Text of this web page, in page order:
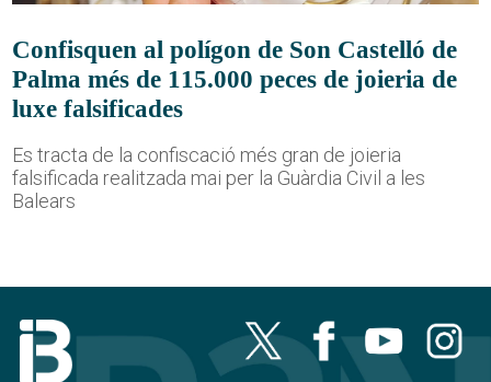
Confisquen al polígon de Son Castelló de
Palma més de 115.000 peces de joieria de
luxe falsificades
Es tracta de la confiscació més gran de joieria
falsificada realitzada mai per la Guàrdia Civil a les
Balears